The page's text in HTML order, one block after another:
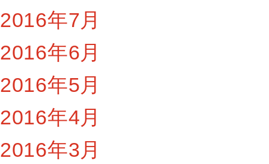
2016年7月
2016年6月
2016年5月
2016年4月
2016年3月